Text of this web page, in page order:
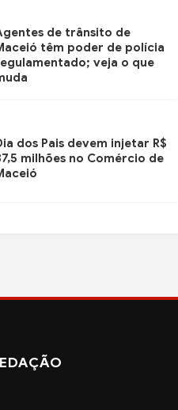
de trânsito de
têm poder de polícia
veja o que
dos Pais devem injetar R$
milhões no Comércio de